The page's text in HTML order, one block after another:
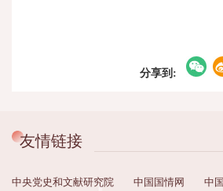
分享到:
友情链接
中央党史和文献研究院 中国国情网 中